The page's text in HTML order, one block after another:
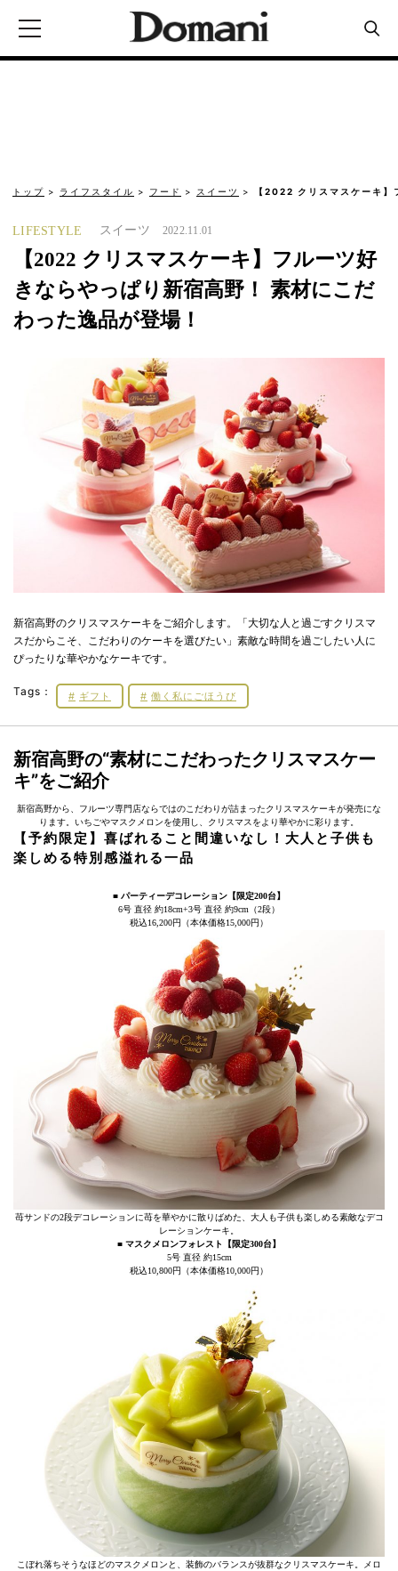
トップ ライフスタイル フード スイーツ 【2022 クリスマスケーキ
LIFESTYLE スイーツ 2022.11.01
【2022 クリスマスケーキ】フルーツ好
きならやっぱり新宿高野！ 素材にこだ
わった逸品が登場！
新宿高野のクリスマスケーキをご紹介します。「大切な人と過ごすクリスマ
スだからこそ、こだわりのケーキを選びたい」素敵な時間を過ごしたい人に
ぴったりな華やかなケーキです。
Tags： ギフト 働く私にごほうび
新宿高野の“素材にこだわったクリスマスケー
キ”をご紹介
新宿高野から、フルーツ専門店ならではのこだわりが詰まったクリスマスケーキが発売にな
ります。いちごやマスクメロンを使用し、クリスマスをより華やかに彩ります。
【予約限定】喜ばれること間違いなし！大人と子供も
楽しめる特別感溢れる一品
■ パーティーデコレーション【限定200台】
6号 直径 約18cm+3号 直径 約9cm（2段）
税込16,200円（本体価格15,000円）
苺サンドの2段デコレーションに苺を華やかに散りばめた、大人も子供も楽しめる素敵なデコ
レーションケーキ。
■ マスクメロンフォレスト【限定300台】
5号 直径 約15cm
税込10,800円（本体価格10,000円）
こぼれ落ちそうなほどのマスクメロンと、装飾のバランスが抜群なクリスマスケーキ。メロ